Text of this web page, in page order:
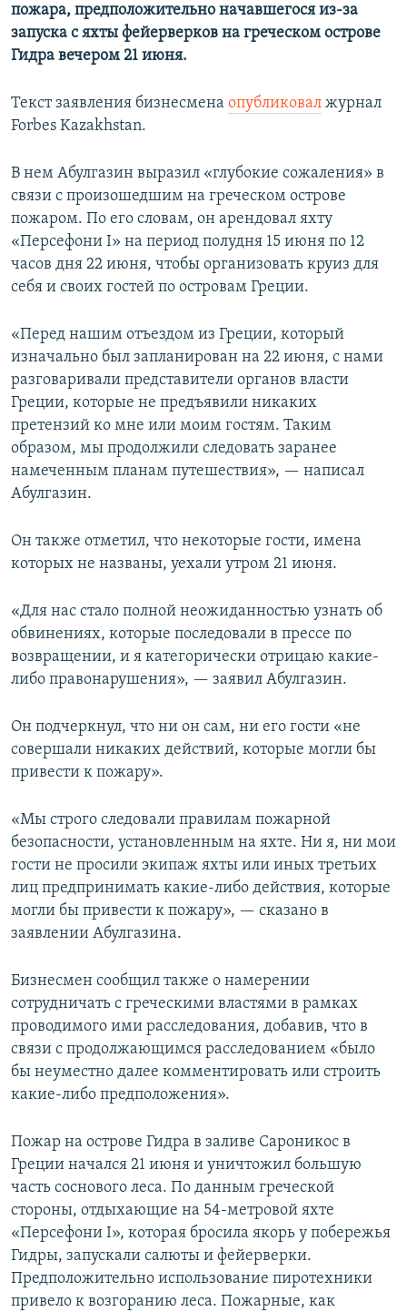
пожара, предположительно начавшегося из-за
запуска с яхты фейерверков на греческом острове
Гидра вечером 21 июня.
Текст заявления бизнесмена опубликовал журнал
Forbes Kazakhstan.
В нем Абулгазин выразил «глубокие сожаления» в
связи с произошедшим на греческом острове
пожаром. По его словам, он арендовал яхту
«Персефони I» на период полудня 15 июня по 12
часов дня 22 июня, чтобы организовать круиз для
себя и своих гостей по островам Греции.
«Перед нашим отъездом из Греции, который
изначально был запланирован на 22 июня, с нами
разговаривали представители органов власти
Греции, которые не предъявили никаких
претензий ко мне или моим гостям. Таким
образом, мы продолжили следовать заранее
намеченным планам путешествия», — написал
Абулгазин.
Он также отметил, что некоторые гости, имена
которых не названы, уехали утром 21 июня.
«Для нас стало полной неожиданностью узнать об
обвинениях, которые последовали в прессе по
возвращении, и я категорически отрицаю какие-
либо правонарушения», — заявил Абулгазин.
Он подчеркнул, что ни он сам, ни его гости «не
совершали никаких действий, которые могли бы
привести к пожару».
«Мы строго следовали правилам пожарной
безопасности, установленным на яхте. Ни я, ни мои
гости не просили экипаж яхты или иных третьих
лиц предпринимать какие-либо действия, которые
могли бы привести к пожару», — сказано в
заявлении Абулгазина.
Бизнесмен сообщил также о намерении
сотрудничать с греческими властями в рамках
проводимого ими расследования, добавив, что в
связи с продолжающимся расследованием «было
бы неуместно далее комментировать или строить
какие-либо предположения».
Пожар на острове Гидра в заливе Сароникос в
Греции начался 21 июня и уничтожил большую
часть соснового леса. По данным греческой
стороны, отдыхающие на 54-метровой яхте
«Персефони I», которая бросила якорь у побережья
Гидры, запускали салюты и фейерверки.
Предположительно использование пиротехники
привело к возгоранию леса. Пожарные, как